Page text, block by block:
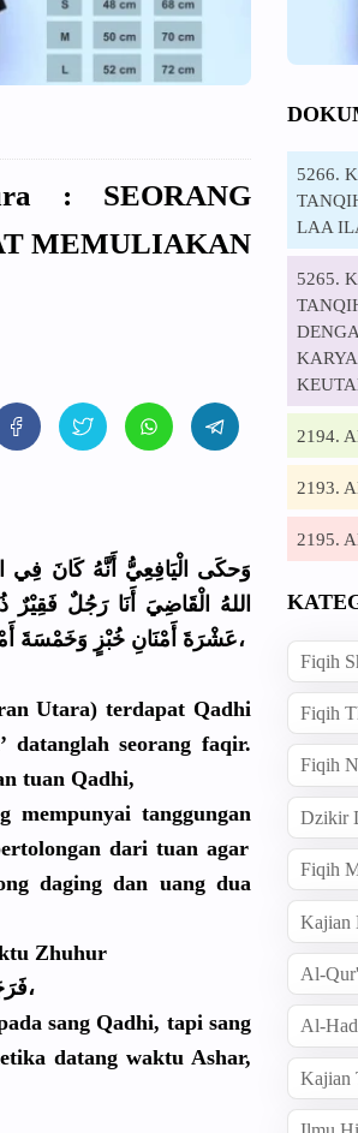
: SEORANG
MEMULIAKAN
وَحكَى الْيَافِعِيُّ أَنَّهُ كَانَ فِي
اللهُ الْقَاضِيَ أَنَا رَجُلٌ فَقِيْرٌ
عَشْرَةَ أَمْنَانِ خُبْزٍ وَخَمْسَةَبِذَلِكَ إِلَى وَقْتِ الظُّهْرِ،
Utara) terdapat Qadhi
datanglah seorang faqir.
tuan Qadhi,
mempunyai tanggungan
n dari tuan agar
daging dan uang dua
Zhuhur
فَلَمَّا جَاءَ وَقْتُ الْعَصْرِ لَمْ يُعْطِهِ شَيْئًا،
sang Qadhi, tapi sang
datang waktu Ashar,
5266.
LAA
5265.
2194.
2193.
2195.
Fiqih
Fiqih
Fiqih
Dzikir
Fiqih
Kajian
Al-
Al-
Kajian